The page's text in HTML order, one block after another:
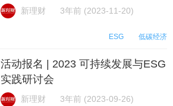
新理财 3年前 (2023-11-20)
ESG 低碳经济
活动报名 | 2023 可持续发展与ESG
实践研讨会
新理财 3年前 (2023-09-26)